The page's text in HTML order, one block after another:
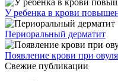
У ребенка в крови
Периоральный дерматит
Появление крови при
Свежие публикации